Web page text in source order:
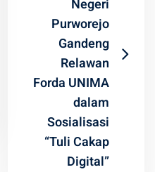
Negeri
Purworejo
Gandeng
Relawan
Forda UNIMA
dalam
Sosialisasi
“Tuli Cakap
Digital”